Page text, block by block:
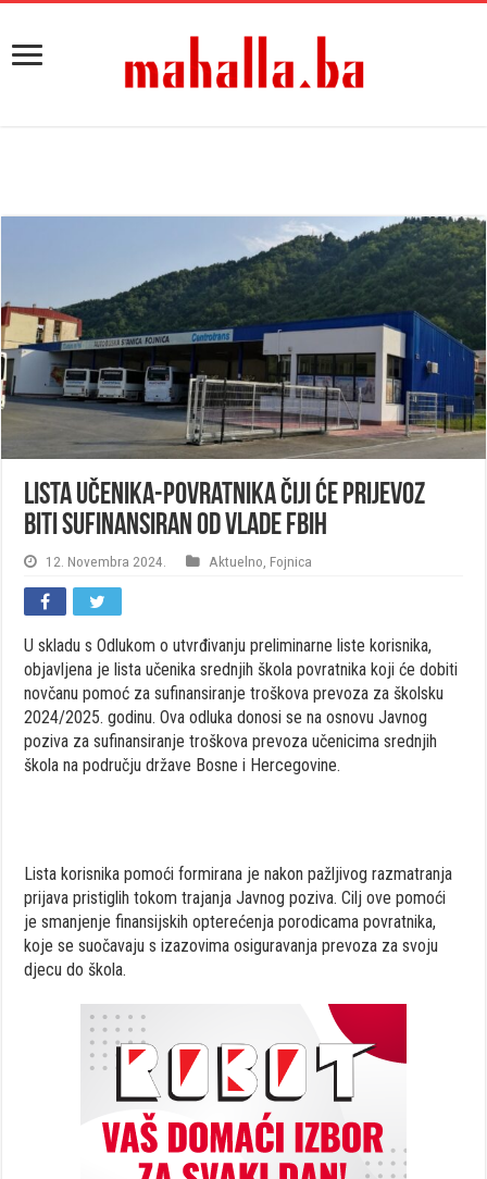
Lista učenika-povratnika čiji će prijevoz
biti sufinansiran od Vlade FBiH
12. Novembra 2024. Aktuelno Fojnica
U skladu s Odlukom o utvrđivanju preliminarne liste korisnika,
objavljena je lista učenika srednjih škola povratnika koji će dobiti
novčanu pomoć za sufinansiranje troškova prevoza za školsku
2024/2025. godinu. Ova odluka donosi se na osnovu Javnog
poziva za sufinansiranje troškova prevoza učenicima srednjih
škola na području države Bosne i Hercegovine.
Lista korisnika pomoći formirana je nakon pažljivog razmatranja
prijava pristiglih tokom trajanja Javnog poziva. Cilj ove pomoći
je smanjenje finansijskih opterećenja porodicama povratnika,
koje se suočavaju s izazovima osiguravanja prevoza za svoju
djecu do škola.